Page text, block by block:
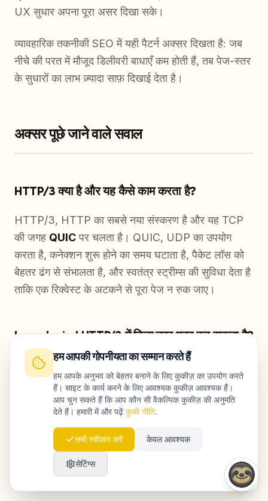
UX सुधार अपना पूरा असर दिखा सके।
व्यावहारिक तकनीकी SEO में यही पैटर्न अक्सर दिखता है: जब
नीचे की परत में मौजूद डिलीवरी बाधाएँ कम होती हैं, तब पेज-स्तर
के सुधारों का लाभ ज़्यादा साफ़ दिखाई देता है।
अक्सर पूछे जाने वाले सवाल
HTTP/3 क्या है और यह कैसे काम करता है?
HTTP/3, HTTP का सबसे नया संस्करण है और यह TCP
की जगह QUICपर चलता है। QUIC, UDP का उपयोग
करता है, कनेक्शन शुरू होने का समय घटाता है, पैकेट लॉस को
बेहतर ढंग से संभालता है, और स्वतंत्र स्ट्रीम्स की सुविधा देता है
ताकि एक रिक्वेस्ट के अटकने से पूरा पेज न रुक जाए।
Launchmind HTTP/3 में किस तरह मदद कर सकता है?
Launchmind यह आकलन करने में मदद करता है कि
HTTP/3 आपके लिए वास्तव में मापने लायक SEO और
परफ़ॉर्मेंस लाभ देगा या नहीं। इसके बाद वह प्रोटोकॉल
optimization को व्यापक तकनीकी SEO, GEO और कंटेंट
विज़िबिलिटी रणनीति से जोड़ता है। इसमें audits,
implementation planning, Core Web Vitals
analysis और ढाँचे से जुड़े बदलावों को ranking व
conversion लक्ष्यों के साथ मिलाना शामिल हो सकता है।
हम आपकी गोपनीयता का सम्मान करते हैं
हम आपके अनुभव को बेहतर बनाने के लिए कुकीज़ का उपयोग करते
हैं। साइट के कार्य करने के लिए आवश्यक कुकीज़ आवश्यक हैं।
आप चुन सकते हैं कि आप कौन सी वैकल्पिक कुकीज़ की अनुमति
देते हैं। हमारी में और पढ़ें कुकी नीति.
सभी स्वीकार करें केवल आवश्यक
सेटिंग्स